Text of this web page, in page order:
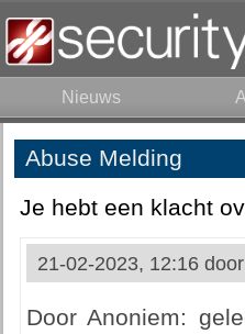
Nieuws
Abuse Melding
Je hebt een klacht
21-02-2023, 12:16 door
Door Anoniem: